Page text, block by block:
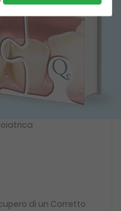
di un Corretto